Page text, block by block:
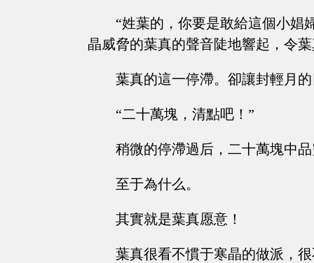
“姓葉的，你要是敢給這個小娼
晶威脅的葉真的聲音陡地響起，令
葉真的這一停滯。卻讓封輕月
“二十萬塊，清點吧！”
稍微的停滯過后，二十萬塊中
至于為什么。
其實就是葉真愿意！
葉真很看不慣于寒晶的做派，